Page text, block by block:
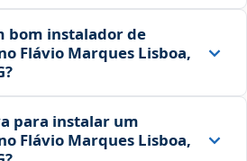
bom instalador de
Flávio Marques Lisboa,
para instalar um
Flávio Marques Lisboa,